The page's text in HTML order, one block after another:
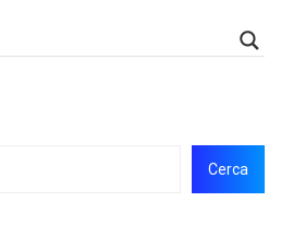
Cerca